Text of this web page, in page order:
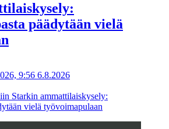
päädytään vielä
9:56 6.8.2026
Starkin ammattilaiskysely:
vielä työvoimapulaan